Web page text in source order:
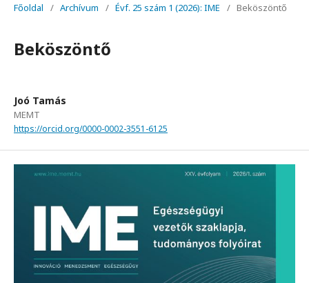
Főoldal / Archívum / Évf. 25 szám 1 (2026): IME / Beköszöntő
Beköszöntő
Joó Tamás
MEMT
https://orcid.org/0000-0002-3551-6125